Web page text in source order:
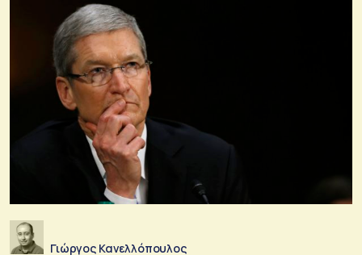
Γιώργος Κανελλόπουλος